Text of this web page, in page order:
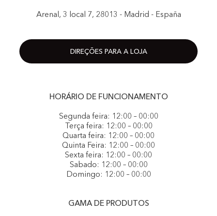
Arenal, 3 local 7, 28013 - Madrid - España
DIREÇÕES PARA A LOJA
HORÁRIO DE FUNCIONAMENTO
Segunda feira: 12:00 – 00:00
Terça feira: 12:00 – 00:00
Quarta feira: 12:00 – 00:00
Quinta Feira: 12:00 – 00:00
Sexta feira: 12:00 – 00:00
Sabado: 12:00 – 00:00
Domingo: 12:00 – 00:00
GAMA DE PRODUTOS